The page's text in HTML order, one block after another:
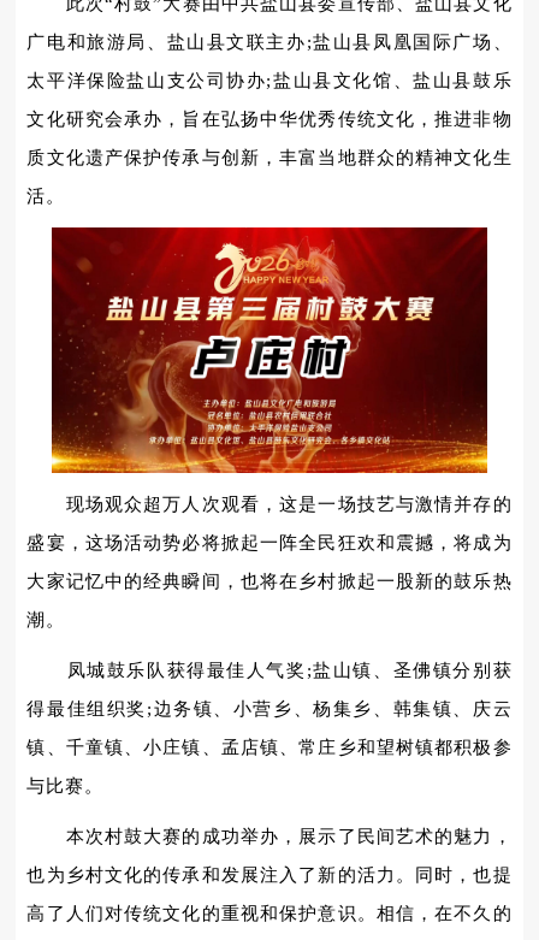
广电和旅游局、盐山县文联主办;盐山县凤凰国际广场、
太平洋保险盐山支公司协办;盐山县文化馆、盐山县鼓乐
文化研究会承办，旨在弘扬中华优秀传统文化，推进非物
质文化遗产保护传承与创新，丰富当地群众的精神文化生
活。
现场观众超万人次观看，这是一场技艺与激情并存的
盛宴，这场活动势必将掀起一阵全民狂欢和震撼，将成为
大家记忆中的经典瞬间，也将在乡村掀起一股新的鼓乐热
潮。
凤城鼓乐队获得最佳人气奖;盐山镇、圣佛镇分别获
得最佳组织奖;边务镇、小营乡、杨集乡、韩集镇、庆云
镇、千童镇、小庄镇、孟店镇、常庄乡和望树镇都积极参
与比赛。
本次村鼓大赛的成功举办，展示了民间艺术的魅力，
也为乡村文化的传承和发展注入了新的活力。同时，也提
高了人们对传统文化的重视和保护意识。相信，在不久的